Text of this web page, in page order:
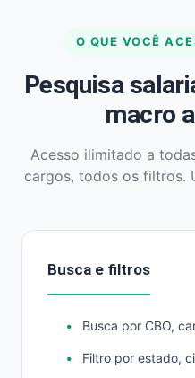
O QUE VOCÊ
Pesquisa
macro
Acesso ilimitado a
cargos, todos os filtros.
Busca e filtros
Busca por CBO,
Filtro por estado,